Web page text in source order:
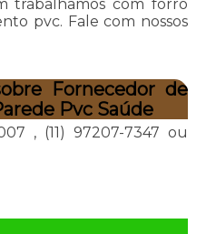
trabalhamos com forro
pvc. Fale com nossos
Fornecedor de
Pvc Saúde
, (11) 97207-7347 ou